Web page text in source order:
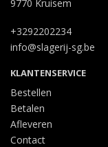
9770 Kruisem
+3292202234
info@slagerij-sg.be
KLANTENSERVICE
Bestellen
Betalen
Afleveren
Contact